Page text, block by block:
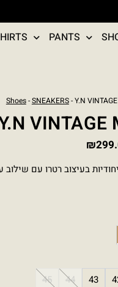
PANTS
Shoes-SNEAKERS- Y.N
VINTAGE
₪
המחיר
הנוכחי
הוא:
בעיצוב רטרו עם שילוב
CAMEL/
43
44
45